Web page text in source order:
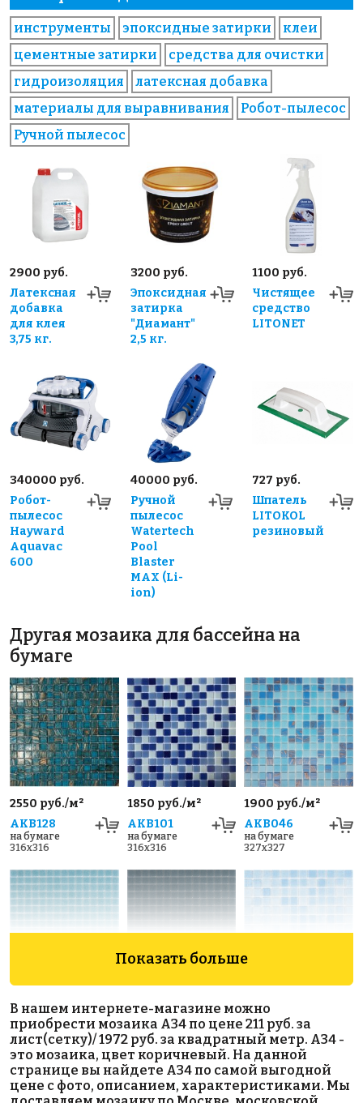
инструменты эпоксидные затирки
клеи
цементные затирки
средства для очистки
гидроизоляция
латексная добавка
материалы для выравнивания
Робот-пылесос
Ручной пылесос
2900 руб.
Латексная
добавка
для клея
3,75 кг.
3200 руб.
Эпоксидная
затирка
"Диамант"
2,5 кг.
1100 руб.
Чистящее
средство
LITONET
340000 руб.
Робот-
пылесос
Hayward
Aquavac
600
40000 руб.
Ручной
пылесос
Watertech
Pool
Blaster
MAX (Li-
ion)
727 руб.
Шпатель
LITOKOL
резиновый
Другая мозаика для бассейна на
бумаге
2550 руб./м²
AKB128
на бумаге
316x316
1850 руб./м²
AKB101
на бумаге
316x316
1900 руб./м²
AKB046
на бумаге
327x327
AKB079
на бумаге
327x327
AKB083
на бумаге
327x327
на бумаге
317x317
Показать больше
В нашем интернете-магазине можно
приобрести мозаика A34 по цене 211 руб. за
лист(сетку)/ 1972 руб. за квадратный метр. A34 -
это мозаика, цвет коричневый. На данной
странице вы найдете A34 по самой выгодной
цене с фото, описанием, характеристиками. Мы